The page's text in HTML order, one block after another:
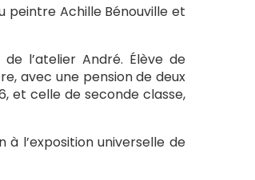
peintre Achille Bénouville et
l’atelier André. Élève de
avec une pension de deux
et celle de seconde classe,
l’exposition universelle de